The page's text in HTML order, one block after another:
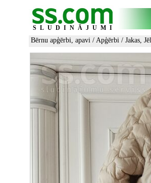
SLUDINĀJUMI
Bērnu apģērbi, apavi / Apģērbi / Jakas,